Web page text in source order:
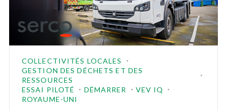
COLLECTIVITÉS LOCALES
GESTION DES DÉCHETS ET DES
RESSOURCES
ESSAI PILOTÉ
DÉMARRER
VEV IQ
ROYAUME-UNI